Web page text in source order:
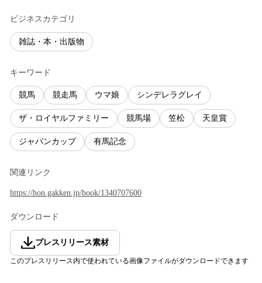
ビジネスカテゴリ
雑誌・本・出版物
キーワード
競馬 競走馬 ウマ娘 シンデレラグレイ
ザ・ロイヤルファミリー 競馬場 笠松 天皇賞
ジャパンカップ 有馬記念
関連リンク
https://hon.gakken.jp/book/1340707600
ダウンロード
プレスリリース素材
このプレスリリース内で使われている画像ファイルがダウンロードできます